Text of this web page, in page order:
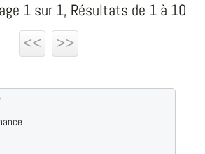
1 sur 1, Résultats de 1 à 10
<<
>>